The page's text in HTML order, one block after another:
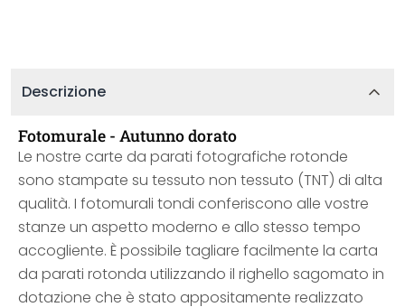
Descrizione
Fotomurale - Autunno dorato
Le nostre carte da parati fotografiche rotonde
sono stampate su tessuto non tessuto (TNT) di alta
qualità. I fotomurali tondi conferiscono alle vostre
stanze un aspetto moderno e allo stesso tempo
accogliente. È possibile tagliare facilmente la carta
da parati rotonda utilizzando il righello sagomato in
dotazione che è stato appositamente realizzato